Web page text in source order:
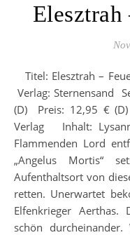
Elesztrah
Titel: Elesztrah – Feuer und Eis Autor/in: Fanny Bechert
Verlag: Sternensand
(D) Preis: 12,95 €
Verlag Inhalt:
Flammenden Lord
„Angelus Mortis“
Aufenthaltsort von
retten. Unerwartet
Elfenkrieger Aerthas.
schön